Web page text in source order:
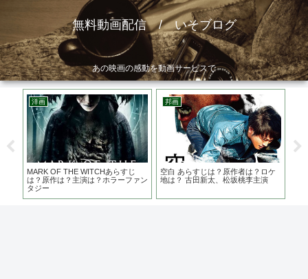
無料動画配信 / いそブログ
あの映画の感動を動画サービスで
洋画
MARK OF THE WITCHあらすじ
は？原作は？主演は？ホラーファン
タジー
邦画
空白 あらすじは？原作者は？ロケ
地は？ 古田新太、松坂桃李主演